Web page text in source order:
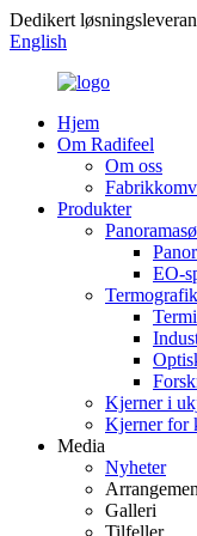
Dedikert
English
Hjem
Om Radifeel
Om oss
Produkter
EO-
Kjerner i
Kjerner for
Media
Nyheter
Galleri
Tilfeller